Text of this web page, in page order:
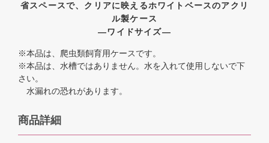
省スペースで、クリアに映えるホワイトベースのアクリ
ル製ケース
―ワイドサイズ―
※本品は、爬虫類飼育用ケースです。
※本品は、水槽ではありません。水を入れて使用しないで下
さい。
水漏れの恐れがあります。
商品詳細